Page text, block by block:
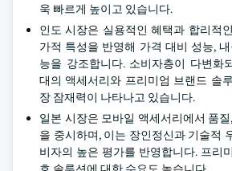
욱 빠르게 높이고 있습니다.
인도 시장은 실용적인 혜택과 합리적
가적 특성을 반영해 가격 대비 성능,
능을 강조합니다. 소비자층이 다변화
대의 액세서리와 프리미엄 브랜드 솔
장 잠재력이 나타나고 있습니다.
일본 시장은 모바일 액세서리에서 품
을 중시하며, 이는 장인정신과 기술적
비자의 높은 평가를 반영합니다. 프리